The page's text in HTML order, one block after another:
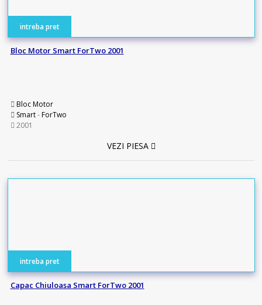
intreba pret
Bloc Motor Smart ForTwo 2001
Bloc Motor
Smart-ForTwo
2001
VEZI PIESA
intreba pret
Capac Chiuloasa Smart ForTwo 2001